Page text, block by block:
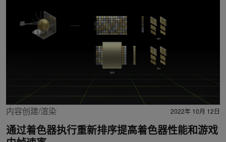
内容创建/渲染 2022年 10月 12日
通过着色器执行重新排序提高着色器性能和游戏